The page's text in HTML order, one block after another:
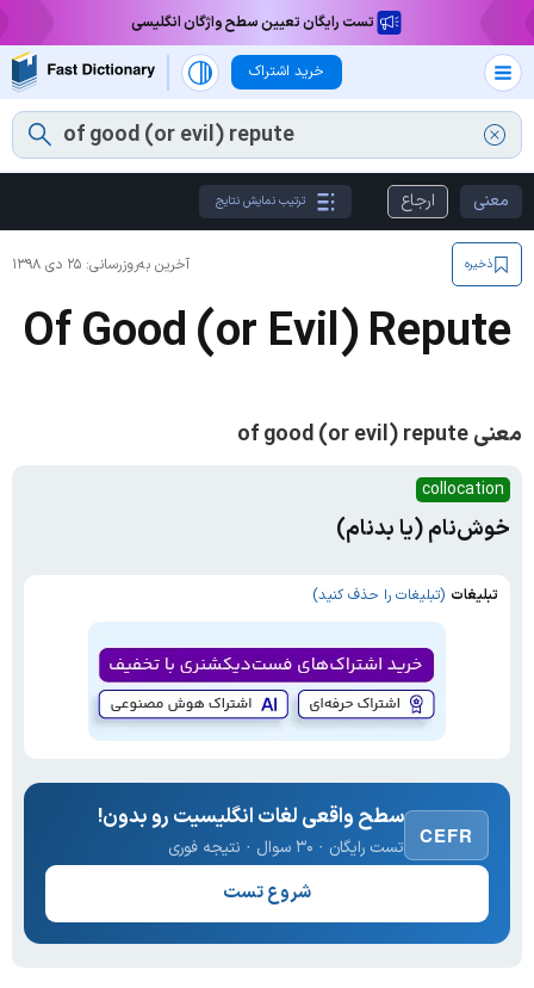
تست رایگان تعیین سطح واژگان انگلیسی
خرید اشتراک
معنی ارجاع ترتیب نمایش نتایج
آخرین به‌روزرسانی: ۲۵ دی ۱۳۹۸ ذخیره
Of Good (or Evil) Repute
معنی of good (or evil) repute
collocation
خوش‌نام (یا بدنام)
تبلیغات (تبلیغات را حذف کنید)
CEFR
سطح واقعی لغات انگلیسیت رو بدون!
تست رایگان · ۳۰ سوال · نتیجه فوری
شروع تست